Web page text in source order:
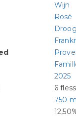
Wijn
Rosé
Droog
2025
6
750